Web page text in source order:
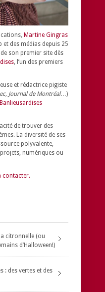
Martine Gingras
et des médias depuis 25
son premier site dès
, l’un des premiers
et rédactrice pigiste
Journal de Montréal…)
de trouver des
La diversité de ses
polyvalente,
numériques ou
contacter.
citronnelle (ou
d’Halloween!)
: des vertes et des